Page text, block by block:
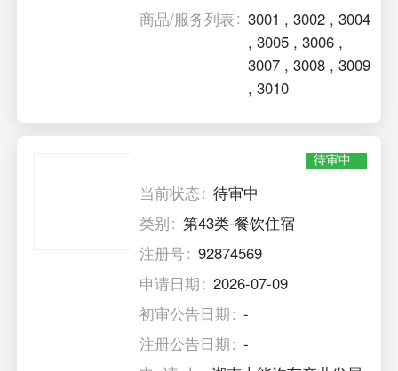
商品/服务列表
3001 ,3002 ,3004
,3005 ,3006 ,
3007 ,3008 ,3009
,3010
待审中
当前状态
待审中
类别
第43类-餐饮住宿
注册号
92874569
申请日期
2026-07-09
初审公告日期
-
注册公告日期
-